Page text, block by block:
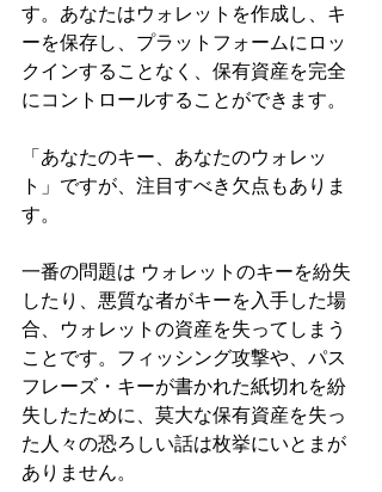
す。あなたはウォレットを作成し、キ
ーを保存し、プラットフォームにロッ
クインすることなく、保有資産を完全
にコントロールすることができます。
「あなたのキー、あなたのウォレッ
ト」ですが、注目すべき欠点もありま
す。
一番の問題は ウォレットのキーを紛失
したり、悪質な者がキーを入手した場
合、ウォレットの資産を失ってしまう
ことです。フィッシング攻撃や、パス
フレーズ・キーが書かれた紙切れを紛
失したために、莫大な保有資産を失っ
た人々の恐ろしい話は枚挙にいとまが
ありません。